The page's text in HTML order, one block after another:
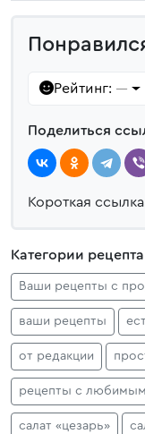
Рейтинг: —
Поделиться
Короткая
Категории рецепта
Ваши рецепты с
ваши рецепты
от редакции
рецепты с
салат «цезарь»